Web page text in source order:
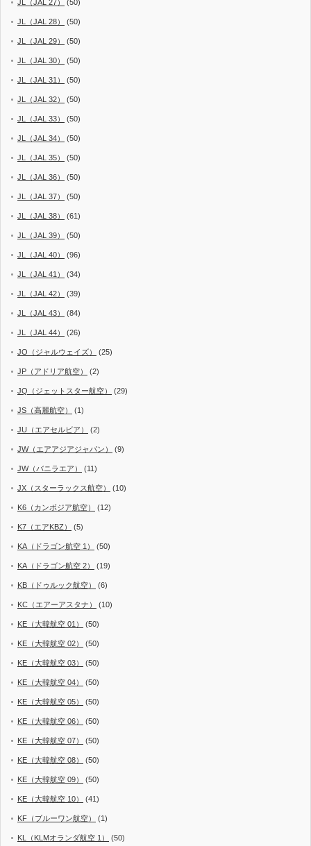
JL（JAL 27） (50)
JL（JAL 28） (50)
JL（JAL 29） (50)
JL（JAL 30） (50)
JL（JAL 31） (50)
JL（JAL 32） (50)
JL（JAL 33） (50)
JL（JAL 34） (50)
JL（JAL 35） (50)
JL（JAL 36） (50)
JL（JAL 37） (50)
JL（JAL 38） (61)
JL（JAL 39） (50)
JL（JAL 40） (96)
JL（JAL 41） (34)
JL（JAL 42） (39)
JL（JAL 43） (84)
JL（JAL 44） (26)
JO（ジャルウェイズ） (25)
JP（アドリア航空） (2)
JQ（ジェットスター航空） (29)
JS（高麗航空） (1)
JU（エアセルビア） (2)
JW（エアアジアジャパン） (9)
JW（バニラエア） (11)
JX（スターラックス航空） (10)
K6（カンボジア航空） (12)
K7（エアKBZ） (5)
KA（ドラゴン航空 1） (50)
KA（ドラゴン航空 2） (19)
KB（ドゥルック航空） (6)
KC（エアーアスタナ） (10)
KE（大韓航空 01） (50)
KE（大韓航空 02） (50)
KE（大韓航空 03） (50)
KE（大韓航空 04） (50)
KE（大韓航空 05） (50)
KE（大韓航空 06） (50)
KE（大韓航空 07） (50)
KE（大韓航空 08） (50)
KE（大韓航空 09） (50)
KE（大韓航空 10） (41)
KF（ブルーワン航空） (1)
KL（KLMオランダ航空 1） (50)